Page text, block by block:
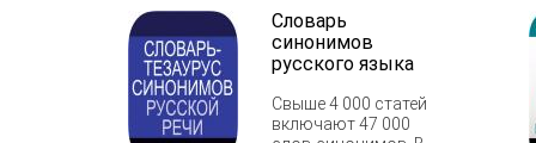
Словарь
синонимов
русского языка
Свыше 4 000 статей
включают 47 000